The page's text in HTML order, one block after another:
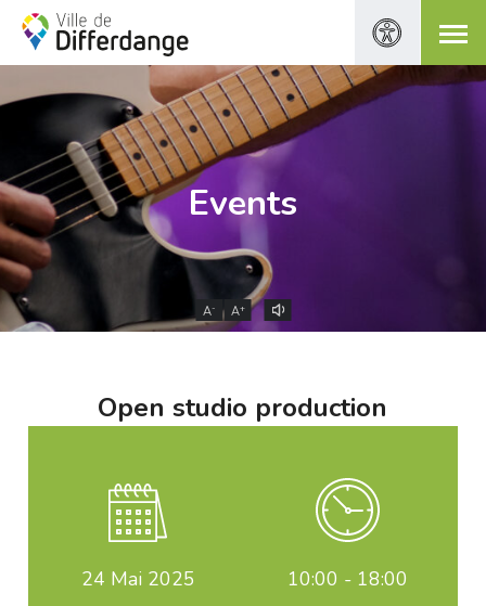
Events
A- A+
Open studio production
24 Mai 2025 10:00 - 18:00